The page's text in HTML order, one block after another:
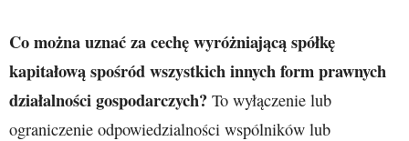
Co można uznać za cechę wyróżniającą spółkę
kapitałową spośród wszystkich innych form prawnych
działalności gospodarczych? To wyłączenie lub
ograniczenie odpowiedzialności wspólników lub